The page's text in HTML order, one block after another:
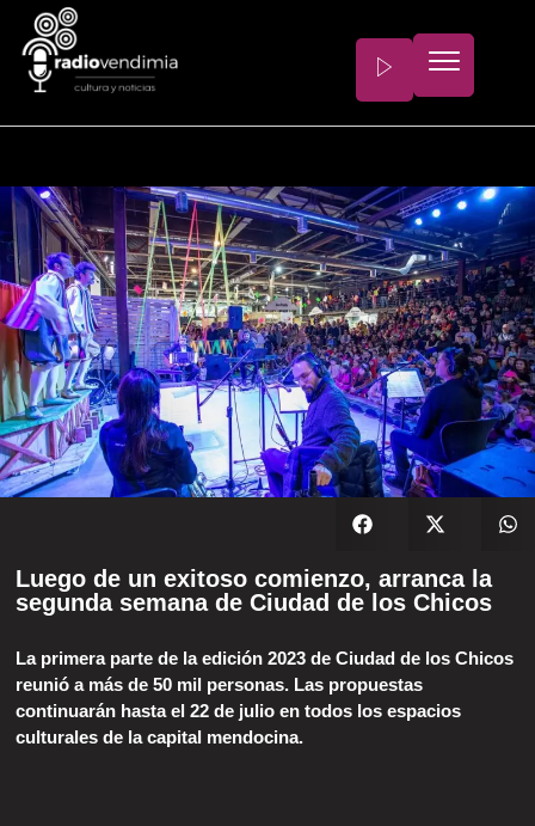
Luego de un exitoso comienzo, arranca la
segunda semana de Ciudad de los Chicos
La primera parte de la edición 2023 de Ciudad de los Chicos
reunió a más de 50 mil personas. Las propuestas
continuarán hasta el 22 de julio en todos los espacios
culturales de la capital mendocina.